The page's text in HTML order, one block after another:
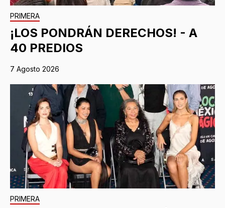
PRIMERA
¡LOS PONDRÁN DERECHOS! - A
40 PREDIOS
7 Agosto 2026
PRIMERA